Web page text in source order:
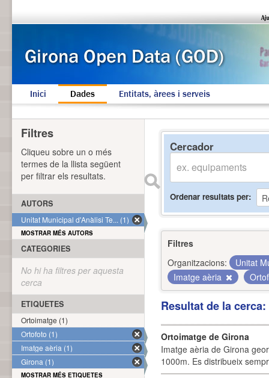
Inici Dades Entitats, àrees i serveis
Cercador
Ordenar resultats per
Filtres
Organitzacions:
Unitat
Imatge aèria
Resultat de la
Ortoimatge de Girona
Imatge aèria de Girona
1000m. Es distribueix
Filtres
Cliqueu sobre un o més
termes de la llista següent
per filtrar els resultats.
AUTORS
Unitat Municipal d'Anàlisi Te... (1)
MOSTRAR MÉS AUTORS
CATEGORIES
No hi ha filtres per aquesta
cerca
ETIQUETES
Ortoimatge (1)
Ortofoto (1)
Imatge aèria (1)
Girona (1)
MOSTRAR MÉS ETIQUETES